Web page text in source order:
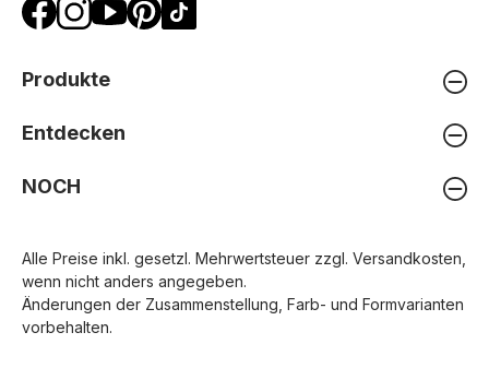
Produkte
Entdecken
NOCH
Alle Preise inkl. gesetzl. Mehrwertsteuer zzgl. Versandkosten
wenn nicht anders angegeben.
Änderungen der Zusammenstellung, Farb- und Formvarianten
vorbehalten.